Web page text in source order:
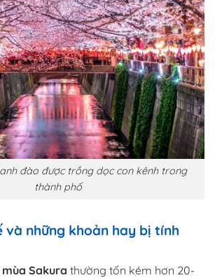
đào được trồng dọc con kênh trong
thành phố
và những khoản hay bị tính
Sakura thường tốn kém hơn 20-